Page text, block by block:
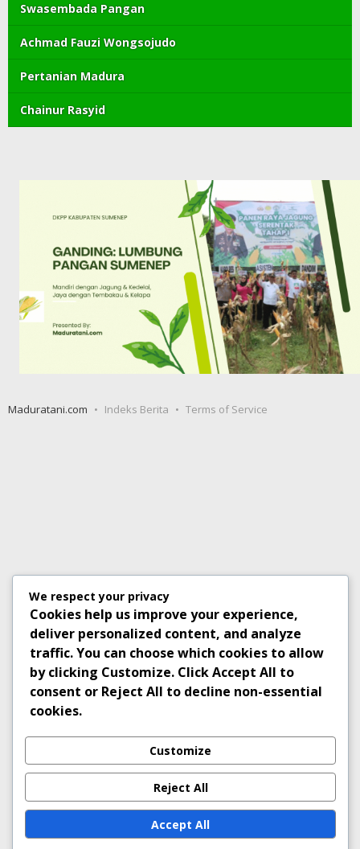
Swasembada Pangan
Achmad Fauzi Wongsojudo
Pertanian Madura
Chainur Rasyid
Maduratani.com Indeks Berita Terms of Service
We respect your privacy
Cookies help us improve your experience,
deliver personalized content, and analyze
traffic. You can choose which cookies to allow
by clicking Customize. ClickAccept All to
consent or Reject All to decline non-essential
cookies.
Customize
Reject All
Accept All